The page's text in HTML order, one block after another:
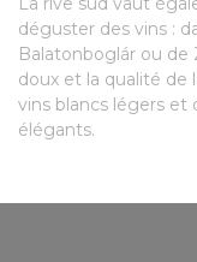
déguster des vins :
Balatonboglár ou de
doux et la qualité
vins blancs légers et
élégants.